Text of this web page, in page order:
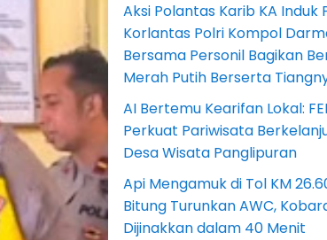
Aksi Polantas Karib KA Induk
Korlantas Polri Kompol
Bersama Personil Bagikan
Merah Putih Berserta
AI Bertemu Kearifan Lokal:
Perkuat Pariwisata
Desa Wisata Panglipuran
Api Mengamuk di Tol KM
Bitung Turunkan AWC,
Dijinakkan dalam 40 Menit